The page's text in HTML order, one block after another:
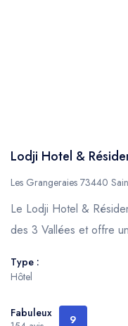
Lodji Hotel &
Les Grangeraies 73440
Le Lodji Hotel &
des 3 Vallées et offre
Type :
Hôtel
Fabuleux
9